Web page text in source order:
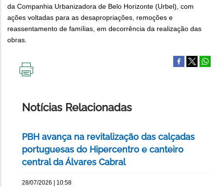
da Companhia Urbanizadora de Belo Horizonte (Urbel), com
ações voltadas para as desapropriações, remoções e
reassentamento de famílias, em decorrência da realização das
obras.
Notícias Relacionadas
PBH avança na revitalização das calçadas
portuguesas do Hipercentro e canteiro
central da Álvares Cabral
28/07/2026 | 10:58